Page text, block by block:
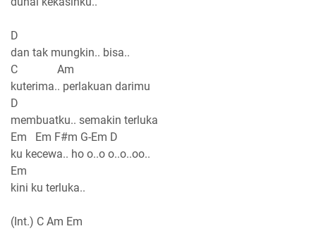
D
dan tak mungkin.. bisa..
C Am
kuterima.. perlakuan darimu
D
membuatku.. semakin terluka
Em Em F#m G-Em D
ku kecewa.. ho o..o o..o..oo..
Em
kini ku terluka..
(Int.) C Am Em